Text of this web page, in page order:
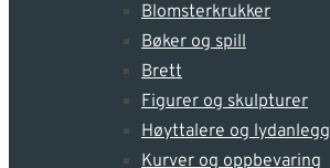
Blomsterkrukker
Bøker og spill
Brett
Figurer og skulpturer
Høyttalere og lydanlegg
Kurver og oppbevaring